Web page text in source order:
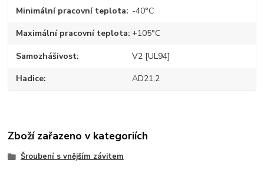
Minimální pracovní teplota -40°C
Maximální pracovní teplota +105°C
Samozhášivost V2 [UL94]
Hadice AD21,2
Zboží zařazeno v kategoriích
Šroubení s vnějším závitem